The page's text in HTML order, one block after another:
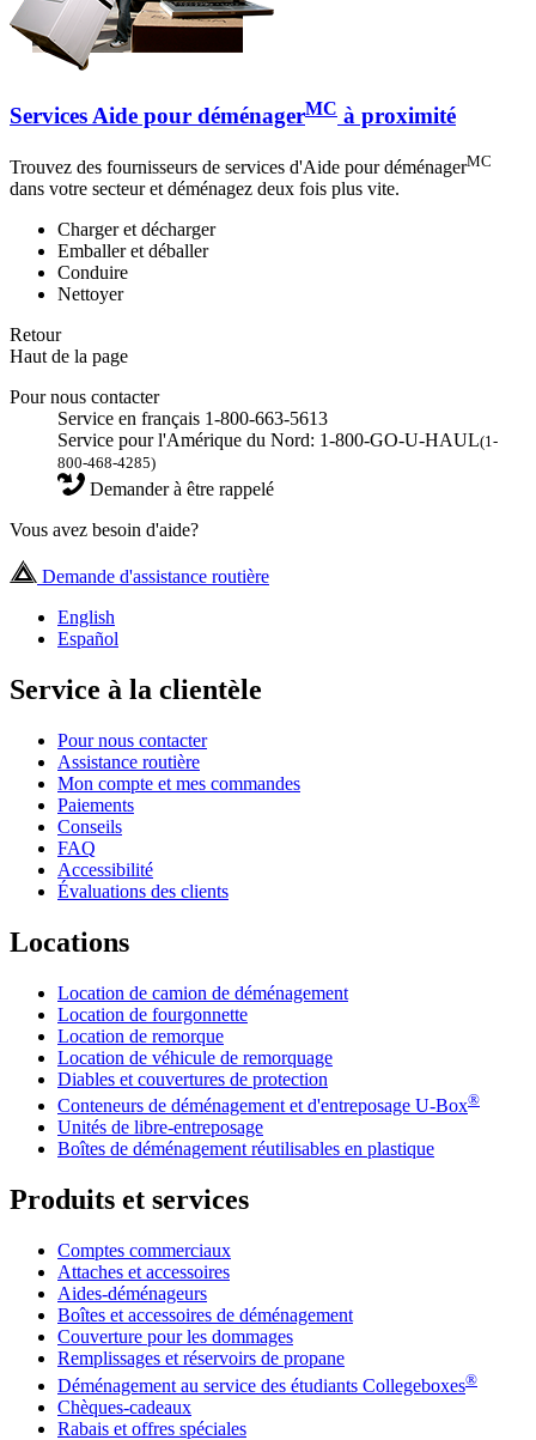
Services Aide pour déménagerMC à proximité
Trouvez des fournisseurs de services d'Aide pour déménagerMC
dans votre secteur et déménagez deux fois plus vite.
Charger et décharger
Emballer et déballer
Conduire
Nettoyer
Retour
Haut de la page
Pour nous contacter
Service en français 1-800-663-5613
Service pour l'Amérique du Nord: 1-800-GO-U-HAUL(1-
800-468-4285)
Demander à être rappelé
Vous avez besoin d'aide?
Demande d'assistance routière
English
Español
Service à la clientèle
Pour nous contacter
Assistance routière
Mon compte et mes commandes
Paiements
Conseils
FAQ
Accessibilité
Évaluations des clients
Locations
Location de camion de déménagement
Location de fourgonnette
Location de remorque
Location de véhicule de remorquage
Diables et couvertures de protection
Conteneurs de déménagement et d'entreposage U-Box®
Unités de libre-entreposage
Boîtes de déménagement réutilisables en plastique
Produits et services
Comptes commerciaux
Attaches et accessoires
Aides-déménageurs
Boîtes et accessoires de déménagement
Couverture pour les dommages
Remplissages et réservoirs de propane
Déménagement au service des étudiants Collegeboxes®
Chèques-cadeaux
Rabais et offres spéciales